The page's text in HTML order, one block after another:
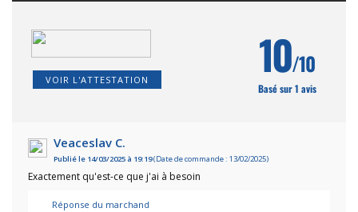
VOIR L'ATTESTATION 10/10
Basé sur 1 avis
Veaceslav C.
Publié le 14/03/2025 à 19:19(Date de commande : 13/02/2025)
Exactement qu'est-ce que j'ai à besoin
Réponse du marchand